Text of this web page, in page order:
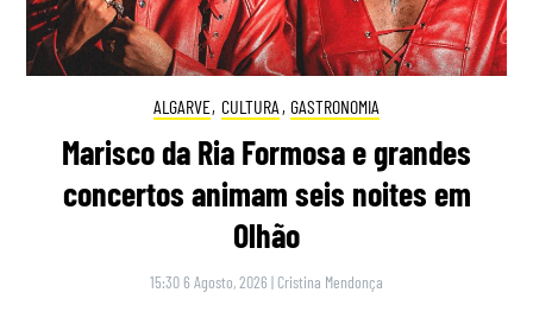
ALGARVE, CULTURA , GASTRONOMIA
Marisco da Ria Formosa e grandes
concertos animam seis noites em
Olhão
15:30 6 Agosto, 2026 | Cristina Mendonça